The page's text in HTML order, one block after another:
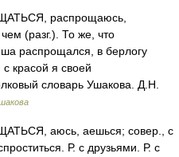
распрощаюсь,
(разг.). То же, что
распрощался, в берлогу
красой я своей
словарь Ушакова. Д.Н.
аюсь, аешься; совер., с
Р. с друзьями. Р. с